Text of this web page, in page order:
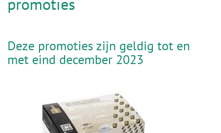
Deze promoties zijn geldig tot en
met eind december 2023